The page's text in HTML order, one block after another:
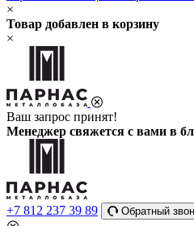
×
Товар добавлен в корзину
×
Ваш запрос принят!
Менеджер свяжется с вами в
+7 812 237 39 89 Обратный